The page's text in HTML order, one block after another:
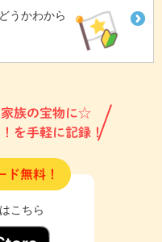
うかわから
家族の宝物に☆
を手軽に記録！
ド無料！
こちら